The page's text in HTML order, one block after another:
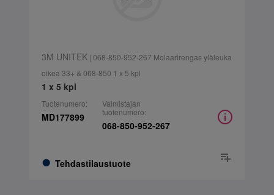
3M UNITEK| 068-850-952-267 Molaarirengas yläleuka
oikea 33+ & 068-850 1 x 5 kpl
1 x 5 kpl
Tuotenumero:
MD177899
Tehdastilaustuote
Valmistajan
tuotenumero:
068-850-952-267